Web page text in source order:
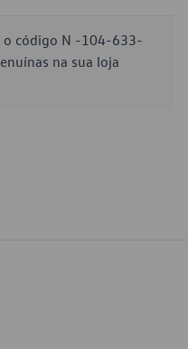
o código N -104-633-
na sua loja